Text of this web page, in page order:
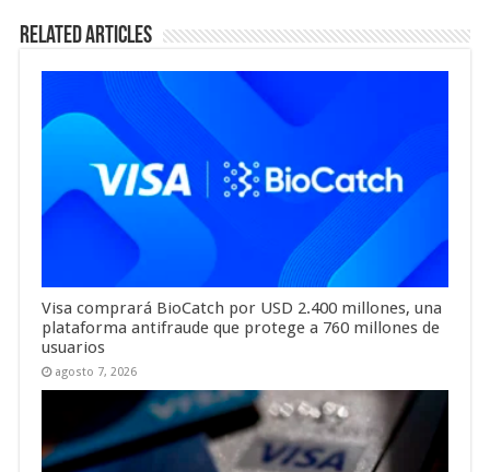
Related Articles
Visa comprará BioCatch por USD 2.400 millones, una
plataforma antifraude que protege a 760 millones de
usuarios
agosto 7, 2026